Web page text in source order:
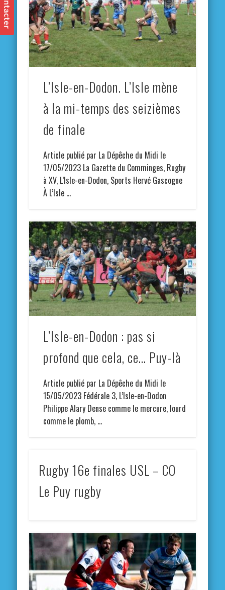
L’Isle-en-Dodon. L’Isle mène
à la mi-temps des seizièmes
de finale
Article publié par La Dépêche du Midi le
17/05/2023 La Gazette du Comminges, Rugby
à XV, L’Isle-en-Dodon, Sports Hervé Gascogne
À L’Isle …
L’Isle-en-Dodon : pas si
profond que cela, ce… Puy-là
Article publié par La Dépêche du Midi le
15/05/2023 Fédérale 3, L’Isle-en-Dodon
Philippe Alary Dense comme le mercure, lourd
comme le plomb, …
Rugby 16e finales USL – CO
Le Puy rugby